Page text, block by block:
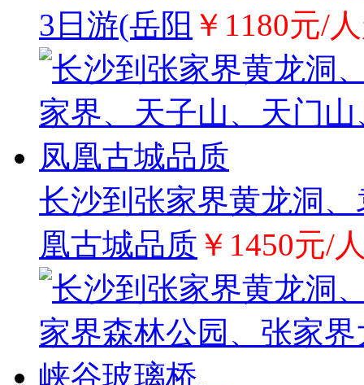
3日游(岳阳 ￥1180元/
长沙到张家界黄龙洞
凰古城品质 ￥1450元/